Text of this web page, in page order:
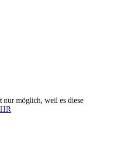
nur möglich, weil es diese